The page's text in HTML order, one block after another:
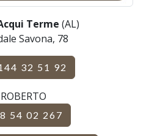
Terme (AL)
Savona, 78
32 51 92
ROBERTO
54 02 267